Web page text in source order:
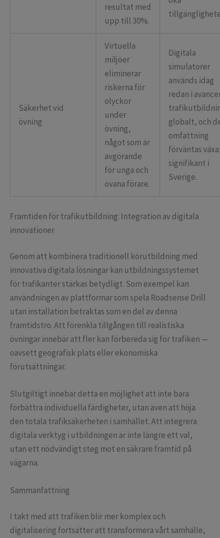
resultat med
upp till 30%.
Säkerhet vid
övning
Virtuella
miljöer
eliminerar
riskerna för
olyckor
under
övning,
något som är
avgörande
för unga och
ovana förare.
Digitala
simulatorer
används idag
redan i
globalt, och
omfattning
förväntas växa
signifikant i
Sverige.
Framtiden för trafikutbildning: Integration av digitala
innovationer
Genom att kombinera traditionell körutbildning med
innovativa digitala lösningar kan utbildningssystemet
för trafikanter stärkas betydligt. Som exempel kan
användningen av plattformar som spela Roadsense Drill
utan installation betraktas som en del av denna
framtidstro. Att förenkla tillgången till realistiska
övningar innebär att fler kan förbereda sig för trafiken —
oavsett geografisk plats eller ekonomiska
förutsättningar.
Slutgiltigt innebär detta en möjlighet att inte bara
förbättra individuella färdigheter, utan även att höja
den totala trafiksäkerheten i samhället. Att integrera
digitala verktyg i utbildningen är inte längre ett val,
utan ett nödvändigt steg mot en säkrare framtid på
vägarna.
Sammanfattning
I takt med att trafiken blir mer komplex och
digitalisering fortsätter att transformera vårt samhälle,